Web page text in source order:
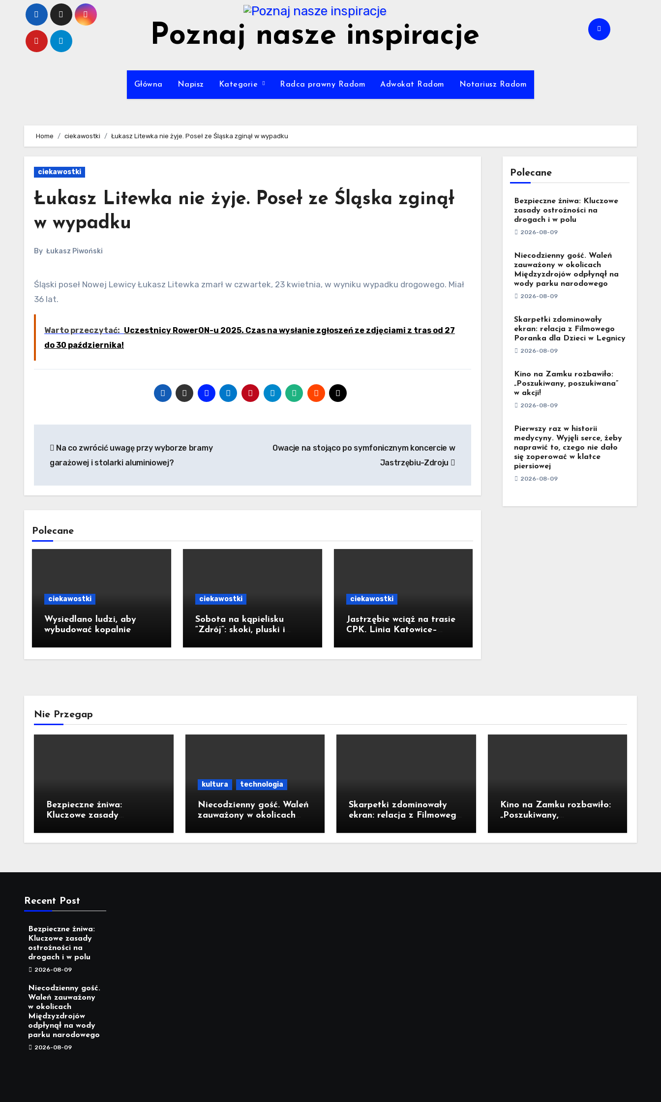
content
Poznaj nasze inspiracje
Główna Napisz Kategorie Radca prawny Radom Adwokat Radom Notariusz Radom
Home ciekawostki Łukasz Litewka nie żyje. Poseł ze Śląska zginął w wypadku
ciekawostki
Łukasz Litewka nie żyje. Poseł ze Śląska zginął
w wypadku
By Łukasz Piwoński
Śląski poseł Nowej Lewicy Łukasz Litewka zmarł w czwartek, 23 kwietnia, w wyniku wypadku drogowego. Miał
36 lat.
Warto przeczytać: Uczestnicy RowerON-u 2025. Czas na wysłanie zgłoszeń ze zdjęciami z tras od 27
do 30 października!
wpisu
Na co zwrócić uwagę przy wyborze bramy
garażowej i stolarki aluminiowej?
Owacje na stojąco po symfonicznym koncercie w
Jastrzębiu-Zdroju
Polecane
ciekawostki
Wysiedlano ludzi, aby
wybudować kopalnie
ciekawostki
Sobota na kąpielisku
“Zdrój”: skoki, pluski i
ciekawostki
Jastrzębie wciąż na trasie
CPK. Linia Katowice–
zatrzymana. Do Katowic w
2029r.
Polecane
Bezpieczne żniwa: Kluczowe
zasady ostrożności na
drogach i w polu
2026-08-09
Niecodzienny gość. Waleń
zauważony w okolicach
Międzyzdrojów odpłynął na
wody parku narodowego
2026-08-09
Skarpetki zdominowały
ekran: relacja z Filmowego
Poranka dla Dzieci w Legnicy
2026-08-09
Kino na Zamku rozbawiło:
„Poszukiwany, poszukiwana”
w akcji!
2026-08-09
Pierwszy raz w historii
medycyny. Wyjęli serce, żeby
naprawić to, czego nie dało
się zoperować w klatce
piersiowej
2026-08-09
Nie Przegap
Bezpieczne żniwa:
Kluczowe zasady
polu
kultura technologia
Niecodzienny gość. Waleń
zauważony w okolicach
na wody parku
Skarpetki zdominowały
ekran: relacja z Filmowego
Legnicy
Kino na Zamku rozbawiło:
„Poszukiwany,
Recent Post
Bezpieczne żniwa:
Kluczowe zasady
ostrożności na
drogach i w polu
2026-08-09
Niecodzienny gość.
Waleń zauważony
w okolicach
Międzyzdrojów
odpłynął na wody
parku narodowego
2026-08-09